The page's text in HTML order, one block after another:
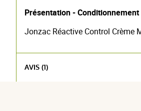
Présentation - Conditionnement
Jonzac Réactive Control Crème
AVIS (1)